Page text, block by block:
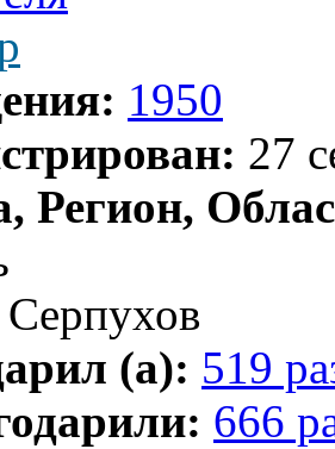
1950
27
Регион,
Серпухов
(а): 519
666